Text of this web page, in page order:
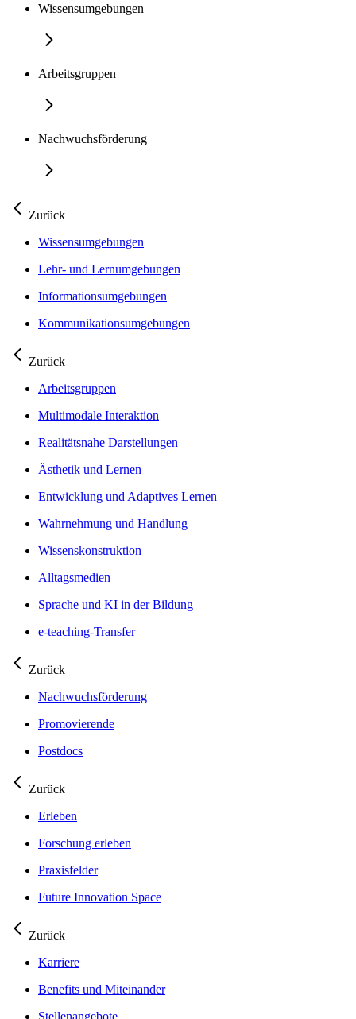
Wissensumgebungen
Arbeitsgruppen
Nachwuchsförderung
Zurück
Wissensumgebungen
Lehr- und Lernumgebungen
Informationsumgebungen
Kommunikationsumgebungen
Zurück
Arbeitsgruppen
Multimodale Interaktion
Realitätsnahe Darstellungen
Ästhetik und Lernen
Entwicklung und Adaptives Lernen
Wahrnehmung und Handlung
Wissenskonstruktion
Alltagsmedien
Sprache und KI in der Bildung
e-teaching-Transfer
Zurück
Nachwuchsförderung
Promovierende
Postdocs
Zurück
Erleben
Forschung erleben
Praxisfelder
Future Innovation Space
Zurück
Karriere
Benefits und Miteinander
Stellenangebote